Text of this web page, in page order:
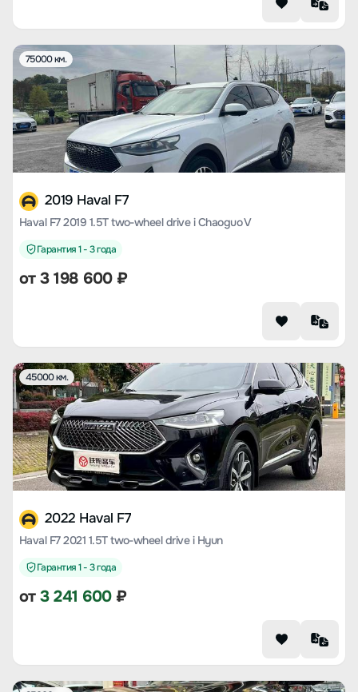
75000 км.
2019 Haval F7
Haval F7 2019 1.5T two-wheel drive i Chaoguo V
Гарантия 1 - 3 года
от3 198 600₽
45000 км.
2022 Haval F7
Haval F7 2021 1.5T two-wheel drive i Hyun
Гарантия 1 - 3 года
от3 241 600₽